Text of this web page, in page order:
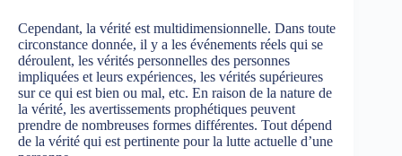
Cependant, la vérité est multidimensionnelle. Dans toute
circonstance donnée, il y a les événements réels qui se
déroulent, les vérités personnelles des personnes
impliquées et leurs expériences, les vérités supérieures
sur ce qui est bien ou mal, etc. En raison de la nature de
la vérité, les avertissements prophétiques peuvent
prendre de nombreuses formes différentes. Tout dépend
de la vérité qui est pertinente pour la lutte actuelle d’une